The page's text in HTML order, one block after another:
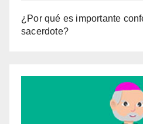
¿Por qué es importante
sacerdote?